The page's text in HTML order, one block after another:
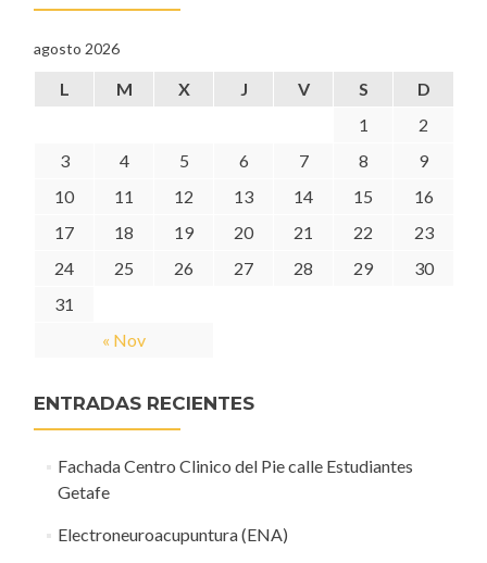
agosto 2026
L M X J V S D
« Nov
1
2
3
4 5 6 7 8
9
10
11 12 13 14 15
16
17
18 19 20 21 22
23
24
25 26 27 28 29
30
31
ENTRADAS RECIENTES
Fachada Centro Clinico del Pie calle Estudiantes
Getafe
Electroneuroacupuntura (ENA)